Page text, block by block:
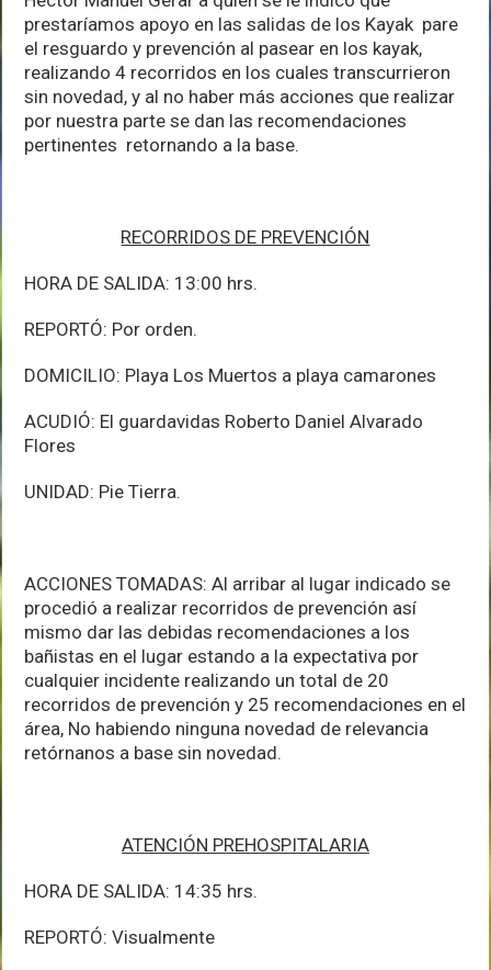
prestaríamos apoyo en las salidas de los Kayak pare
el resguardo y prevención al pasear en los kayak,
realizando 4 recorridos en los cuales transcurrieron
sin novedad, y al no haber más acciones que realizar
por nuestra parte se dan las recomendaciones
pertinentes retornando a la base.
RECORRIDOS DE PREVENCIÓN
HORA DE SALIDA: 13:00 hrs.
REPORTÓ: Por orden.
DOMICILIO: Playa Los Muertos a playa camarones
ACUDIÓ: El guardavidas Roberto Daniel Alvarado
Flores
UNIDAD: Pie Tierra.
ACCIONES TOMADAS: Al arribar al lugar indicado se
procedió a realizar recorridos de prevención así
mismo dar las debidas recomendaciones a los
bañistas en el lugar estando a la expectativa por
cualquier incidente realizando un total de 20
recorridos de prevención y 25 recomendaciones en el
área, No habiendo ninguna novedad de relevancia
retórnanos a base sin novedad.
ATENCIÓN PREHOSPITALARIA
HORA DE SALIDA: 14:35 hrs.
REPORTÓ: Visualmente